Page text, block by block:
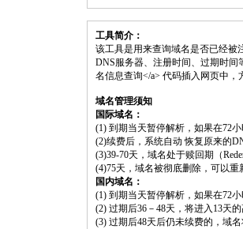
工具简介：
该工具是用来查询域名是否已经被
DNS服务器、注册时间、过期时间
名信息查询</a> 代码插入网页中
域名管理须知
国际域名：
(1) 到期当天暂停解析，如果在72
(2)续费后，系统自动 恢复原来的
(3)39-70天，域名处于赎回期（
(4)75天，域名被彻底删除，可以重
国内域名：
(1) 到期当天暂停解析，如果在72
(2) 过期后36－48天，将进入13天
(3) 过期后48天后仍未续费的，域